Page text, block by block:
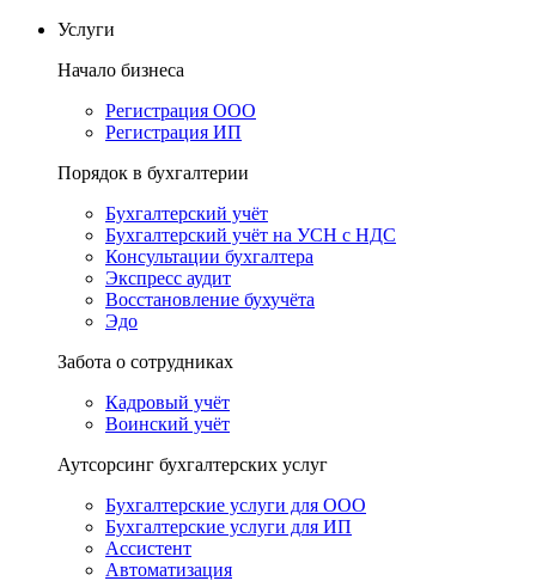
Услуги
Начало бизнеса
Регистрация ООО
Регистрация ИП
Порядок в бухгалтерии
Бухгалтерский учёт
Бухгалтерский учёт на УСН с НДС
Консультации бухгалтера
Экспресс аудит
Восстановление бухучёта
Эдо
Забота о сотрудниках
Кадровый учёт
Воинский учёт
Аутсорсинг бухгалтерских услуг
Бухгалтерские услуги для ООО
Бухгалтерские услуги для ИП
Ассистент
Автоматизация